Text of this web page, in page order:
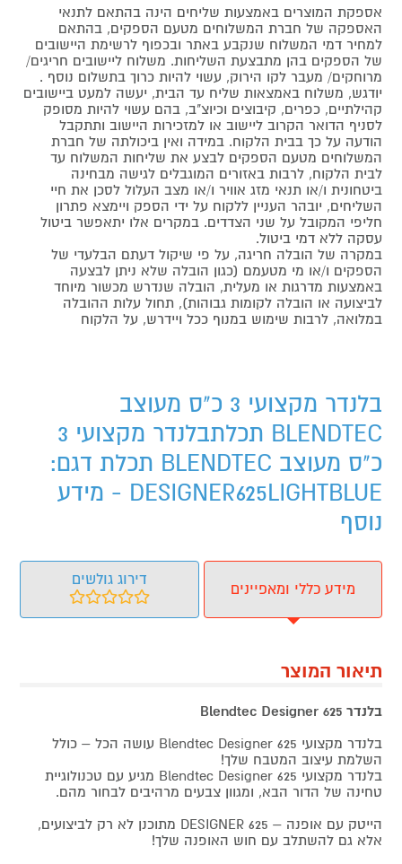
אספקת המוצרים באמצעות שליחים הינה בהתאם לתנאי
האספקה של חברת המשלוחים מטעם הספקים, בהתאם
למחיר דמי המשלוח שנקבע באתר ובכפוף לרשימת היישובים
של הספקים בהן מתבצעת השליחות. משלוח ליישובים חריגים/
מרוחקים/ מעבר לקו הירוק, עשוי להיות כרוך בתשלום נוסף .
יודגש, משלוח באמצאות שליח עד הבית, יעשה למעט ביישובים
קהילתיים, כפרים, קיבוצים וכיוצ"ב, בהם עשוי להיות מסופק
לסניף הדואר הקרוב ליישוב או למזכירות היישוב ותתקבל
הודעה על כך בבית הלקוח. במידה ואין ביכולתה של חברת
המשלוחים מטעם הספקים לבצע את שליחות המשלוח עד
לבית הלקוח, לרבות באזורים המוגבלים לגישה מבחינה
ביטחונית ו/או תנאי מזג אוויר ו/או מצב העלול לסכן את חיי
השליחים, יובהר העניין ללקוח על ידי הספק ויימצא פתרון
חליפי המקובל על שני הצדדים. במקרים אלו יתאפשר ביטול
עסקה ללא דמי ביטול.
במקרה של הובלה חריגה, על פי שיקול דעתם הבלעדי של
הספקים ו/או מי מטעמם (כגון הובלה שלא ניתן לבצעה
באמצעות מדרגות או מעלית, הובלה שנדרש מכשור מיוחד
לביצועה או הובלה לקומות גבוהות), תחול עלות ההובלה
במלואה, לרבות שימוש במנוף ככל ויידרש, על הלקוח
בלנדר מקצועי 3 כ"ס מעוצב
BLENDTEC תכלתבלנדר מקצועי 3
כ"ס מעוצב BLENDTEC תכלת דגם:
DESIGNER625LIGHTBLUE - מידע
נוסף
מידע כללי ומאפיינים
דירוג גולשים
תיאור המוצר
בלנדר Blendtec Designer 625
בלנדר מקצועי Blendtec Designer 625 עושה הכל – כולל
השלמת עיצוב המטבח שלך!
בלנדר מקצועי Blendtec Designer 625 מגיע עם טכנולוגיית
טחינה של הדור הבא, ומגוון צבעים מרהיבים לבחור מהם.
הייטק עם אופנה – DESIGNER 625 מתוכנן לא רק לביצועים,
אלא גם להשתלב עם חוש האופנה שלך!